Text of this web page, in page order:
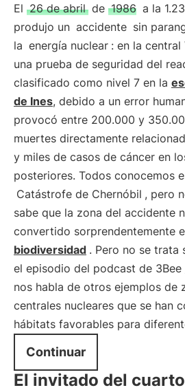
El 26 de abril de 1986 a la
produjo un accidente sin
la energía nuclear : en la
una prueba de seguridad del
clasificado como nivel 7 en la
de Ines, debido a un error
provocó entre 200.000 y
muertes directamente
y miles de casos de cáncer en
posteriores. Todos conocemos
Catástrofe de Chernóbil , pero
sabe que la zona del accidente
convertido sorprendentemente
biodiversidad . Pero no se trata
el episodio del podcast de 3Bee
nos habla de otros ejemplos de
centrales nucleares que se han
hábitats favorables para
Continuar
El invitado del